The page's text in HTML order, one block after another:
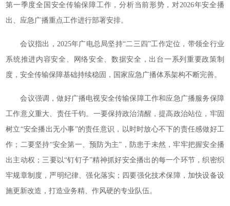
第一季度全国安全传输保障工作，分析当前形势，对2026年安全播
出、应急广播重点工作进行部署安排。
会议指出，2025年广电总局坚持“二三四”工作定位，带领全行业
系统推进内容安全、网络安全、数据安全，出台一系列重要政策制
度，安全传输保障基础持续稳固，国家应急广播体系架构不断完善。
会议强调，做好广播电视安全传输保障工作和应急广播服务保障
工作意义重大、责任千钧。一要保持政治清醒，提高政治站位，牢固
树立“安全播出无小事”的责任意识，以时时放心不下的责任感做好工
作；二要坚持“安全第一、预防为主”，防患于未然，牢牢把握安全播
出主动权；三要以“钉钉子”精神抓好安全播出的每一个环节，织密织
牢规章制度，严明纪律、强化落实；四要强化技术保障，加快设备设
施更新改造，打造业务精、作风硬的专业队伍。